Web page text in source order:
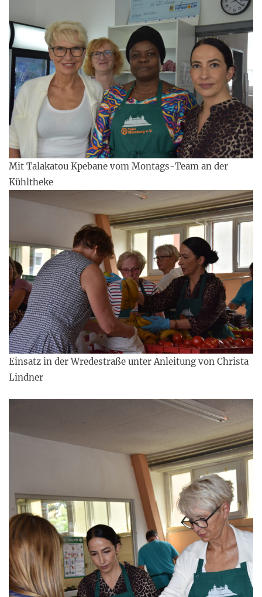
Mit Talakatou Kpebane vom Montags-Team an der
Kühltheke
Einsatz in der Wredestraße unter Anleitung von Christa
Lindner